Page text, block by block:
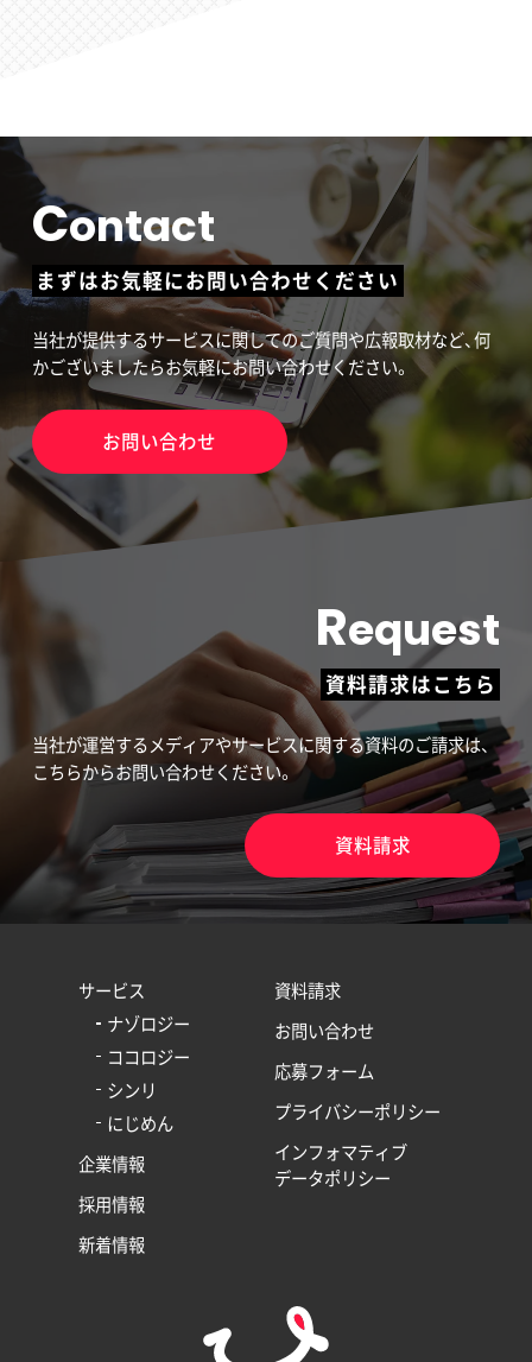
Contact
まずはお気軽にお問い合わせください
当社が提供するサービスに関してのご質問や広報取材など、何
かございましたらお気軽にお問い合わせください。
お問い合わせ
Request
資料請求はこちら
当社が運営するメディアやサービスに関する資料のご請求は、
こちらからお問い合わせください。
資料請求
サービス
ナゾロジー
ココロジー
シンリ
にじめん
企業情報
採用情報
新着情報
資料請求
お問い合わせ
応募フォーム
プライバシーポリシー
インフォマティブ
データポリシー